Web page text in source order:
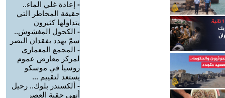
- إعادة غلي الماء..
حقيقة المخاطر التي
يتداولها كثيرون
- الكحول المغشوش..
سمّ يهدد بفقدان البصر
- المجمع المعماري
لمركز معارض عموم
روسيا في موسكو
يستعد لتقييم ...
- ألكسندر بلوك.. رحيل
أنهى حقبة العصر